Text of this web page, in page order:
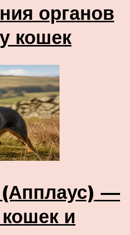
органов
кошек
—
и